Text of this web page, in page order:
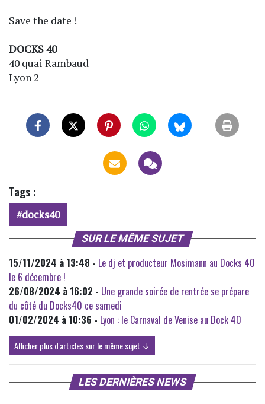
Save the date !
DOCKS 40
40 quai Rambaud
Lyon 2
Tags :
docks40
SUR LE MÊME SUJET
15/11/2024 à 13:48 - Le dj et producteur Mosimann au Docks 40
le 6 décembre !
26/08/2024 à 16:02 - Une grande soirée de rentrée se prépare
du côté du Docks40 ce samedi
01/02/2024 à 10:36 - Lyon : le Carnaval de Venise au Dock 40
Afficher plus d'articles sur le même sujet ↓
LES DERNIÈRES NEWS